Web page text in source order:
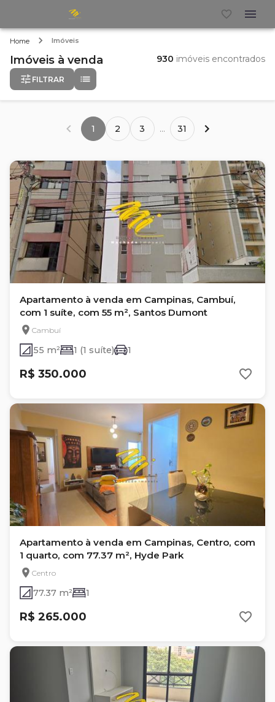
Home Imóveis
Imóveis à venda 930 imóveis encontrados
FILTRAR
1 2 3 ... 31
Apartamento à venda em Campinas, Cambuí,
com 1 suíte, com 55 m², Santos Dumont
Cambuí
55 m² 1 (1 suíte) 1
R$ 350.000
Apartamento à venda em Campinas, Centro, com
1 quarto, com 77.37 m², Hyde Park
Centro
77.37 m² 1
R$ 265.000